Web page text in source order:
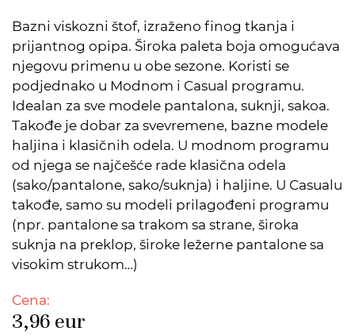
Bazni viskozni štof, izraženo finog tkanja i
prijantnog opipa. Široka paleta boja omogućava
njegovu primenu u obe sezone. Koristi se
podjednako u Modnom i Casual programu.
Idealan za sve modele pantalona, suknji, sakoa.
Takođe je dobar za svevremene, bazne modele
haljina i klasičnih odela. U modnom programu
od njega se najčešće rade klasična odela
(sako/pantalone, sako/suknja) i haljine. U Casualu
takođe, samo su modeli prilagođeni programu
(npr. pantalone sa trakom sa strane, široka
suknja na preklop, široke ležerne pantalone sa
visokim strukom…)
Cena:
3,96 eur